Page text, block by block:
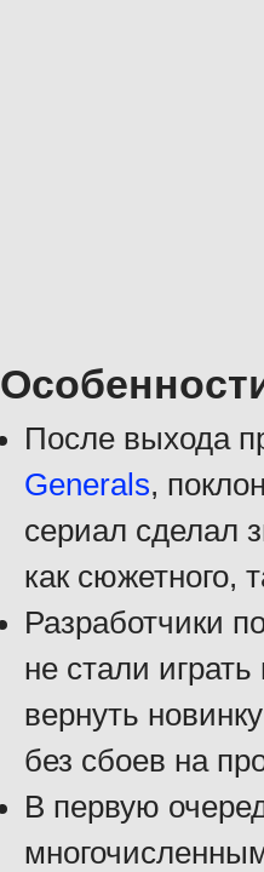
После выхода
Generals,
сериал сделал
как сюжетного,
Разработчики
не стали
вернуть
без сбоев на
В первую